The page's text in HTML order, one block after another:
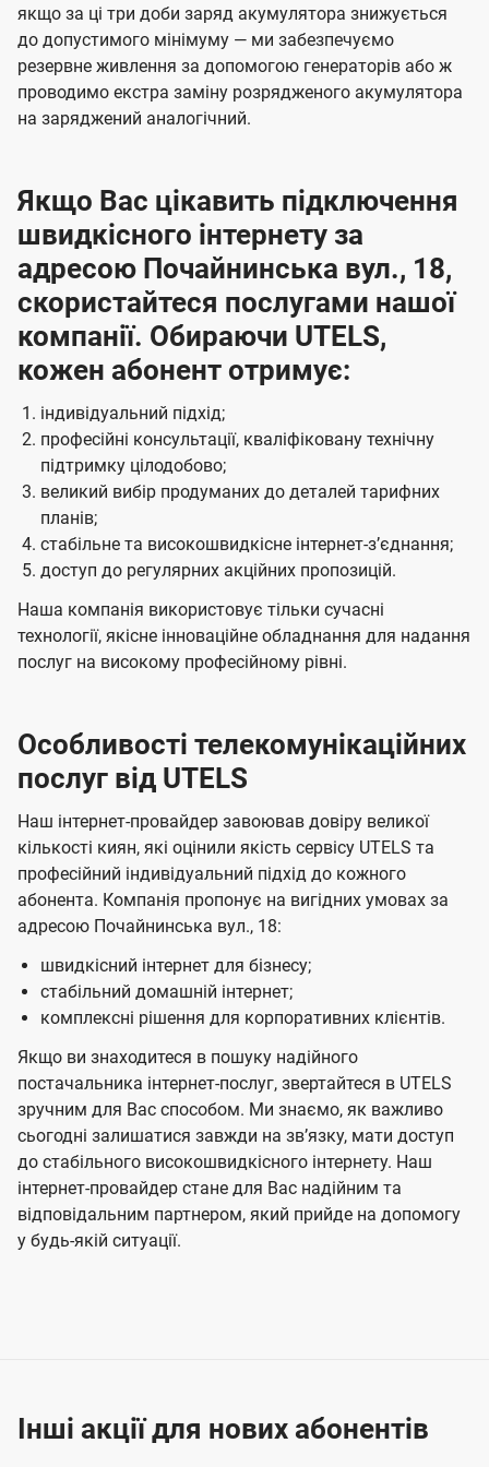
якщо за ці три доби заряд акумулятора знижується
до допустимого мінімуму — ми забезпечуємо
резервне живлення за допомогою генераторів або ж
проводимо екстра заміну розрядженого акумулятора
на заряджений аналогічний.
Якщо Вас цікавить підключення
швидкісного інтернету за
адресою Почайнинська вул., 18,
скористайтеся послугами нашої
компанії. Обираючи UTELS,
кожен абонент отримує:
індивідуальний підхід;
професійні консультації, кваліфіковану технічну
підтримку цілодобово;
великий вибір продуманих до деталей тарифних
планів;
стабільне та високошвидкісне інтернет-зʼєднання;
доступ до регулярних акційних пропозицій.
Наша компанія використовує тільки сучасні
технології, якісне інноваційне обладнання для надання
послуг на високому професійному рівні.
Особливості телекомунікаційних
послуг від UTELS
Наш інтернет-провайдер завоював довіру великої
кількості киян, які оцінили якість сервісу UTELS та
професійний індивідуальний підхід до кожного
абонента. Компанія пропонує на вигідних умовах за
адресою Почайнинська вул., 18:
швидкісний інтернет для бізнесу;
стабільний домашній інтернет;
комплексні рішення для корпоративних клієнтів.
Якщо ви знаходитеся в пошуку надійного
постачальника інтернет-послуг, звертайтеся в UTELS
зручним для Вас способом. Ми знаємо, як важливо
сьогодні залишатися завжди на звʼязку, мати доступ
до стабільного високошвидкісного інтернету. Наш
інтернет-провайдер стане для Вас надійним та
відповідальним партнером, який прийде на допомогу
у будь-якій ситуації.
Інші акції для нових абонентів